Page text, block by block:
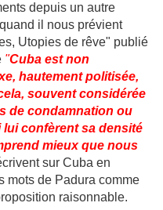
depuis un autre
il nous prévient
Utopies de rêve" publié
"Cuba est non
hautement politisée,
souvent considérée
de condamnation ou
confèrent sa densité
mieux que nous
sur Cuba en
mots de Padura comme
raisonnable.